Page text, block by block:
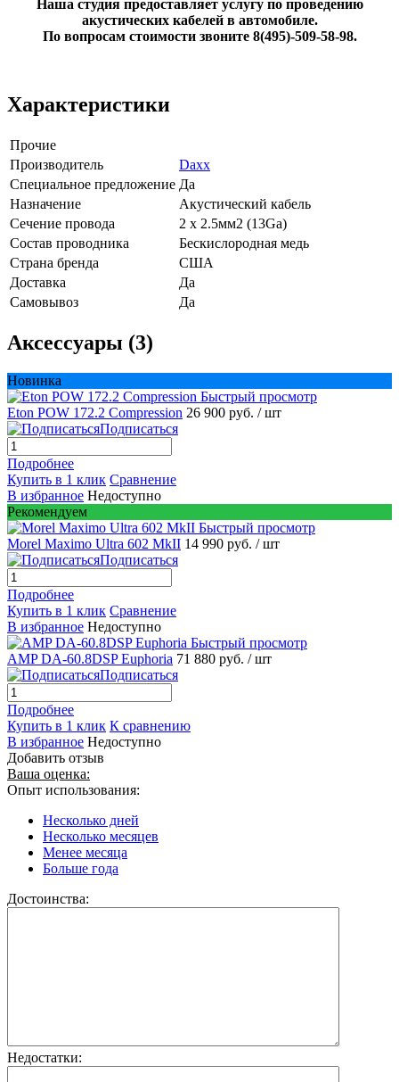
Наша студия предоставляет услугу по проведению
акустических кабелей в автомобиле.
По вопросам стоимости звоните 8(495)-509-58-98.
Характеристики
Прочие
Производитель
Daxx
Специальное предложение Да
Назначение
Акустический кабель
Сечение провода
2 x 2.5мм2 (13Ga)
Состав проводника
Бескислородная медь
Страна бренда
США
Доставка
Да
Самовывоз
Да
Аксессуары (3)
Новинка
Быстрый просмотр
Eton POW 172.2 Compression 26 900 руб. / шт
Подписаться
Подробнее
Купить в 1 клик Сравнение
В избранное Недоступно
Рекомендуем
Быстрый просмотр
Morel Maximo Ultra 602 MkII 14 990 руб. / шт
Подписаться
Подробнее
Купить в 1 клик Сравнение
В избранное Недоступно
Быстрый просмотр
AMP DA-60.8DSP Euphoria 71 880 руб. / шт
Подписаться
Подробнее
Купить в 1 клик К сравнению
В избранное Недоступно
Добавить отзыв
Ваша оценка:
Опыт использования:
Несколько дней
Несколько месяцев
Менее месяца
Больше года
Достоинства:
Недостатки: